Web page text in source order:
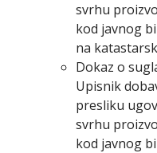
svrhu
kod javnog
na
Dokaz o
Upisnik
presliku
svrhu
kod javnog